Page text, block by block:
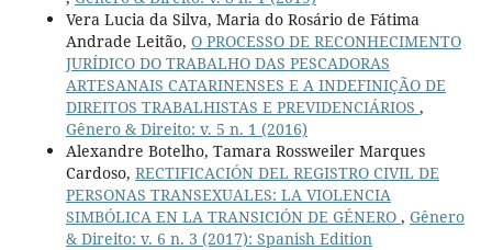
Vera Lucia da Silva, Maria do Rosário de Fátima
Andrade Leitão, O PROCESSO DE RECONHECIMENTO
JURÍDICO DO TRABALHO DAS PESCADORAS
ARTESANAIS CATARINENSES E A INDEFINIÇÃO DE
DIREITOS TRABALHISTAS E PREVIDENCIÁRIOS ,
Gênero & Direito: v. 5 n. 1 (2016)
Alexandre Botelho, Tamara Rossweiler Marques
Cardoso, RECTIFICACIÓN DEL REGISTRO CIVIL DE
PERSONAS TRANSEXUALES: LA VIOLENCIA
SIMBÓLICA EN LA TRANSICIÓN DE GÉNERO , Gênero
& Direito: v. 6 n. 3 (2017): Spanish Edition